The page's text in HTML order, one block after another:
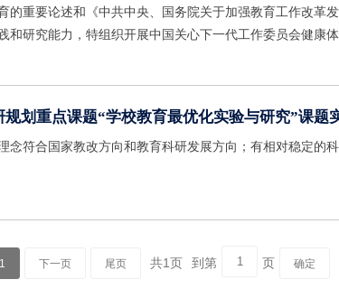
的重要论述和《中共中央、国务院关于加强教育工作改革
和研究能力，特组织开展中国关心下一代工作委员会健康
划重点课题“学校教育最优化实验与研究”课题
念符合国家教改方向和教育科研发展方向；有相对稳定的
1 下一页 尾页 共1页 到第 页 确定